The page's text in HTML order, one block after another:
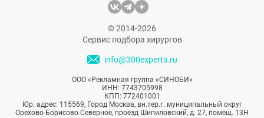
© 2014-2026
Сервис подбора хирургов
info@300experts.ru
ООО «Рекламная группа «СИНОБИ»
ИНН: 7743705998
КПП: 772401001
Юр. адрес: 115569, Город Москва, вн.тер.г. муниципальный округ
Орехово-Борисово Северное, проезд Шипиловский, д. 27, помещ. 13Н